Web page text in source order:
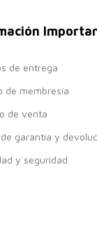
de entrega
de membresía
de venta
garantía y
y seguridad